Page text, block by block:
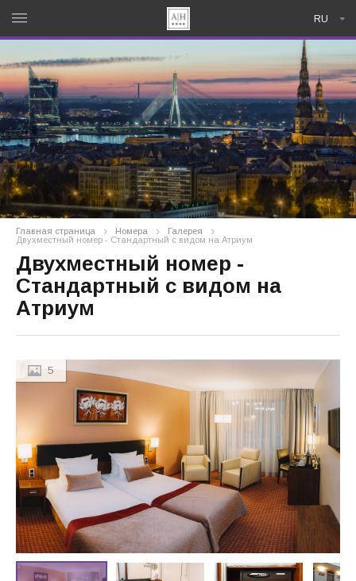
RU
Главная страница Номера
Галерея
Двухместный номер - Стандартный с видом на Атриум
Двухместный номер -
Стандартный с видом на
Атриум
5